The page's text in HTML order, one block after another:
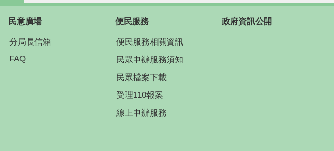
民意廣場
分局長信箱
FAQ
便民服務
便民服務相關資訊
民眾申辦服務須知
民眾檔案下載
受理110報案
線上申辦服務
政府資訊公開